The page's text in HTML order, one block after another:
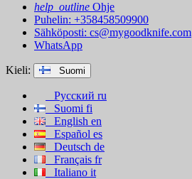
help_outline Ohje
Puhelin: +358458509900
Sähköposti: cs@mygoodknife.com
WhatsApp
Kieli: Suomi
Русский ru
Suomi fi
English en
Español es
Deutsch de
Français fr
Italiano it